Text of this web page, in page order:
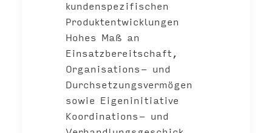
kundenspezifischen
Produktentwicklungen
Hohes Maß an
Einsatzbereitschaft,
Organisations- und
Durchsetzungsvermögen
sowie Eigeninitiative
Koordinations- und